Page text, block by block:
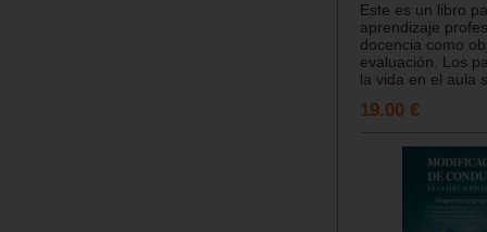
Este es un libro
aprendizaje
docencia como
evaluación. Los
la vida en el aula
19.00 €